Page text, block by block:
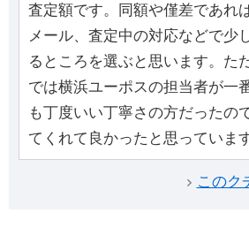
査定額です。同額や僅差であれ
メール、査定中の対応などで少
るところを選ぶと思います。た
では横浜ユーポスの担当者が一
も丁度いい丁寧さの方だったの
てくれて良かったと思っています
このク